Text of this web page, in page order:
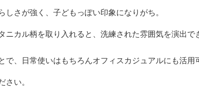
さが強く、子どもっぽい印象になりがち。
ニカル柄を取り入れると、洗練された雰囲気を演出で
で、日常使いはもちろんオフィスカジュアルにも活用
い。